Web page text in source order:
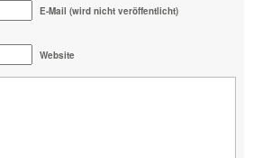
E-Mail (wird nicht veröffentlicht)
Website